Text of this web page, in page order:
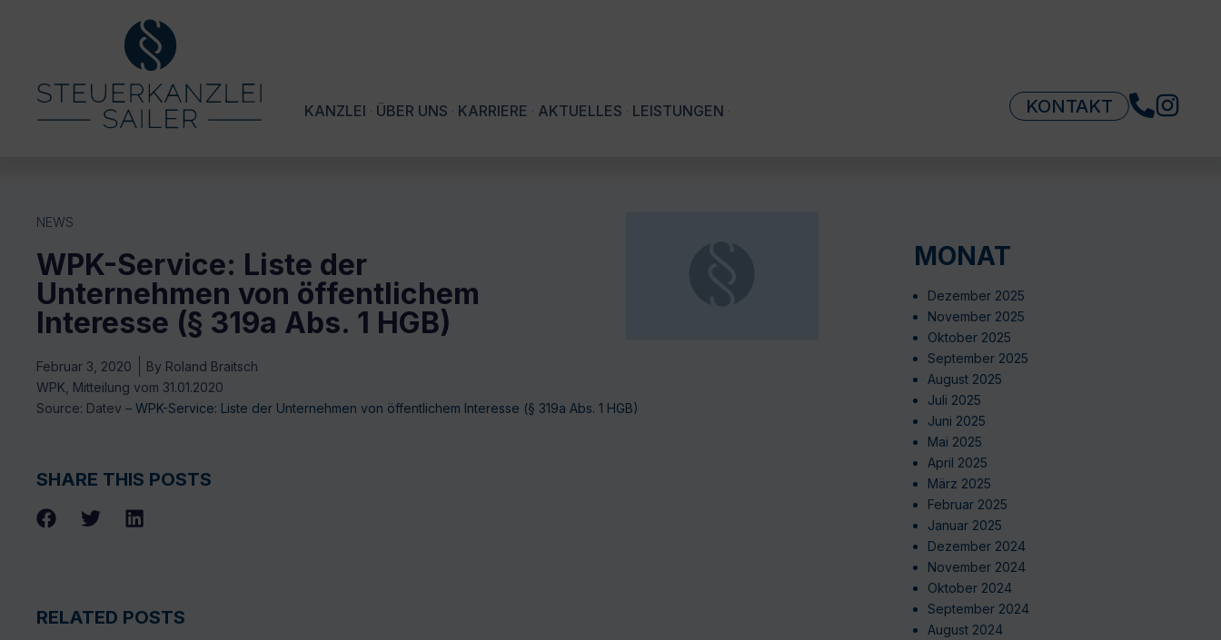
KANZLEI ÜBER UNS KARRIERE AKTUELLES LEISTUNGEN KONTAKT
NEWS
WPK-Service: Liste der
Unternehmen von öffentlichem
Interesse (§ 319a Abs. 1 HGB)
Februar 3, 2020 By Roland Braitsch
WPK, Mitteilung vom 31.01.2020
Source: Datev – WPK-Service: Liste der Unternehmen von öffentlichem Interesse (§ 319a Abs. 1 HGB)
SHARE THIS POSTS
RELATED POSTS
MONAT
Dezember 2025
November 2025
Oktober 2025
September 2025
August 2025
Juli 2025
Juni 2025
Mai 2025
April 2025
März 2025
Februar 2025
Januar 2025
Dezember 2024
November 2024
Oktober 2024
September 2024
August 2024